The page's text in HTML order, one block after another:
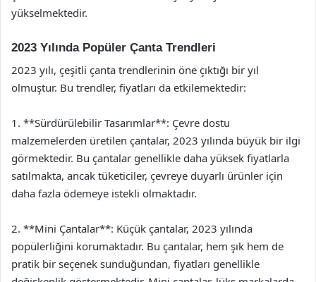
yükselmektedir.
2023 Yılında Popüler Çanta Trendleri
2023 yılı, çeşitli çanta trendlerinin öne çıktığı bir yıl
olmuştur. Bu trendler, fiyatları da etkilemektedir:
1. **Sürdürülebilir Tasarımlar**: Çevre dostu
malzemelerden üretilen çantalar, 2023 yılında büyük bir ilgi
görmektedir. Bu çantalar genellikle daha yüksek fiyatlarla
satılmakta, ancak tüketiciler, çevreye duyarlı ürünler için
daha fazla ödemeye istekli olmaktadır.
2. **Mini Çantalar**: Küçük çantalar, 2023 yılında
popülerliğini korumaktadır. Bu çantalar, hem şık hem de
pratik bir seçenek sunduğundan, fiyatları genellikle